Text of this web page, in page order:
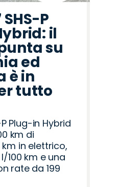
P
il
su
ed
è in
tutto
Plug-in Hybrid
km di
in elettrico,
100 km e una
rate da 199